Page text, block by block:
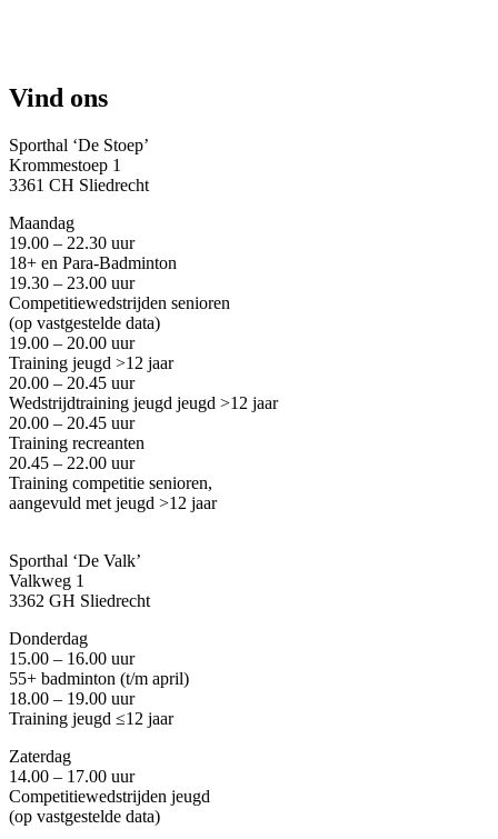
Vind ons
Sporthal ‘De Stoep’
Krommestoep 1
3361 CH Sliedrecht
Maandag
19.00 – 22.30 uur
18+ en Para-Badminton
19.30 – 23.00 uur
Competitiewedstrijden senioren
(op vastgestelde data)
19.00 – 20.00 uur
Training jeugd >12 jaar
20.00 – 20.45 uur
Wedstrijdtraining jeugd jeugd >12 jaar
20.00 – 20.45 uur
Training recreanten
20.45 – 22.00 uur
Training competitie senioren,
aangevuld met jeugd >12 jaar
Sporthal ‘De Valk’
Valkweg 1
3362 GH Sliedrecht
Donderdag
15.00 – 16.00 uur
55+ badminton (t/m april)
18.00 – 19.00 uur
Training jeugd ≤12 jaar
Zaterdag
14.00 – 17.00 uur
Competitiewedstrijden jeugd
(op vastgestelde data)